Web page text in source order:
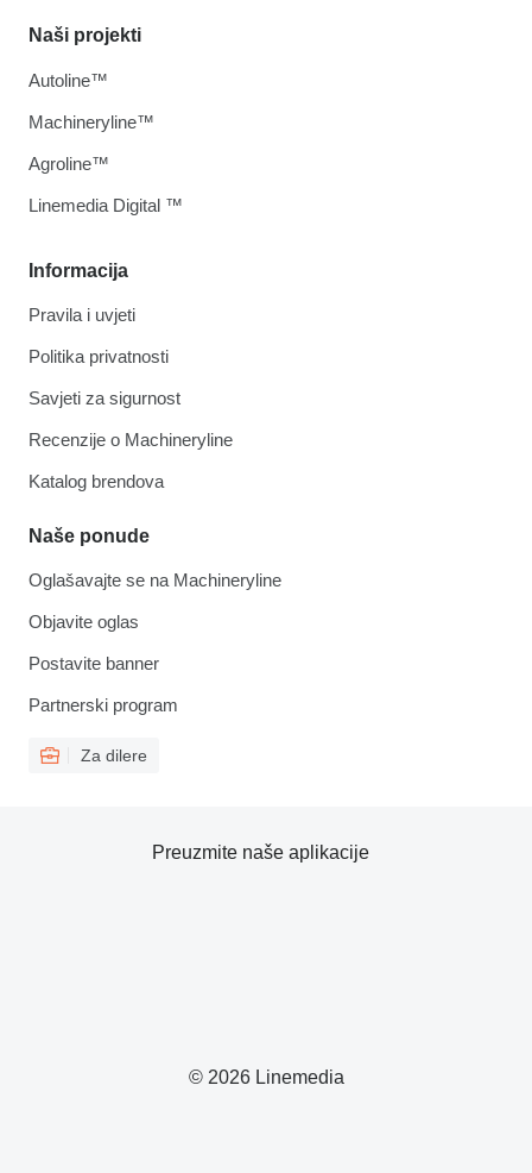
Informacija
Pravila i uvjeti
Politika privatnosti
Savjeti za sigurnost
Recenzije o Machineryline
Katalog brendova
Naše ponude
Oglašavajte se na Machineryline
Objavite oglas
Postavite banner
Partnerski program
Za dilere
Naši projekti
Autoline™
Machineryline™
Agroline™
Linemedia Digital ™
© 2026 Linemedia
Preuzmite naše aplikacije